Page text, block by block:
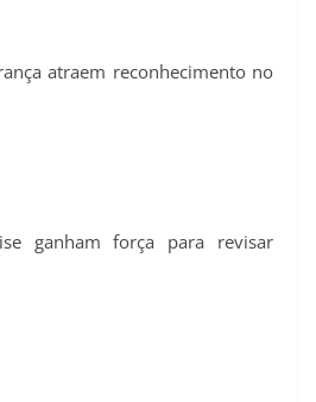
atraem reconhecimento no
ganham força para revisar